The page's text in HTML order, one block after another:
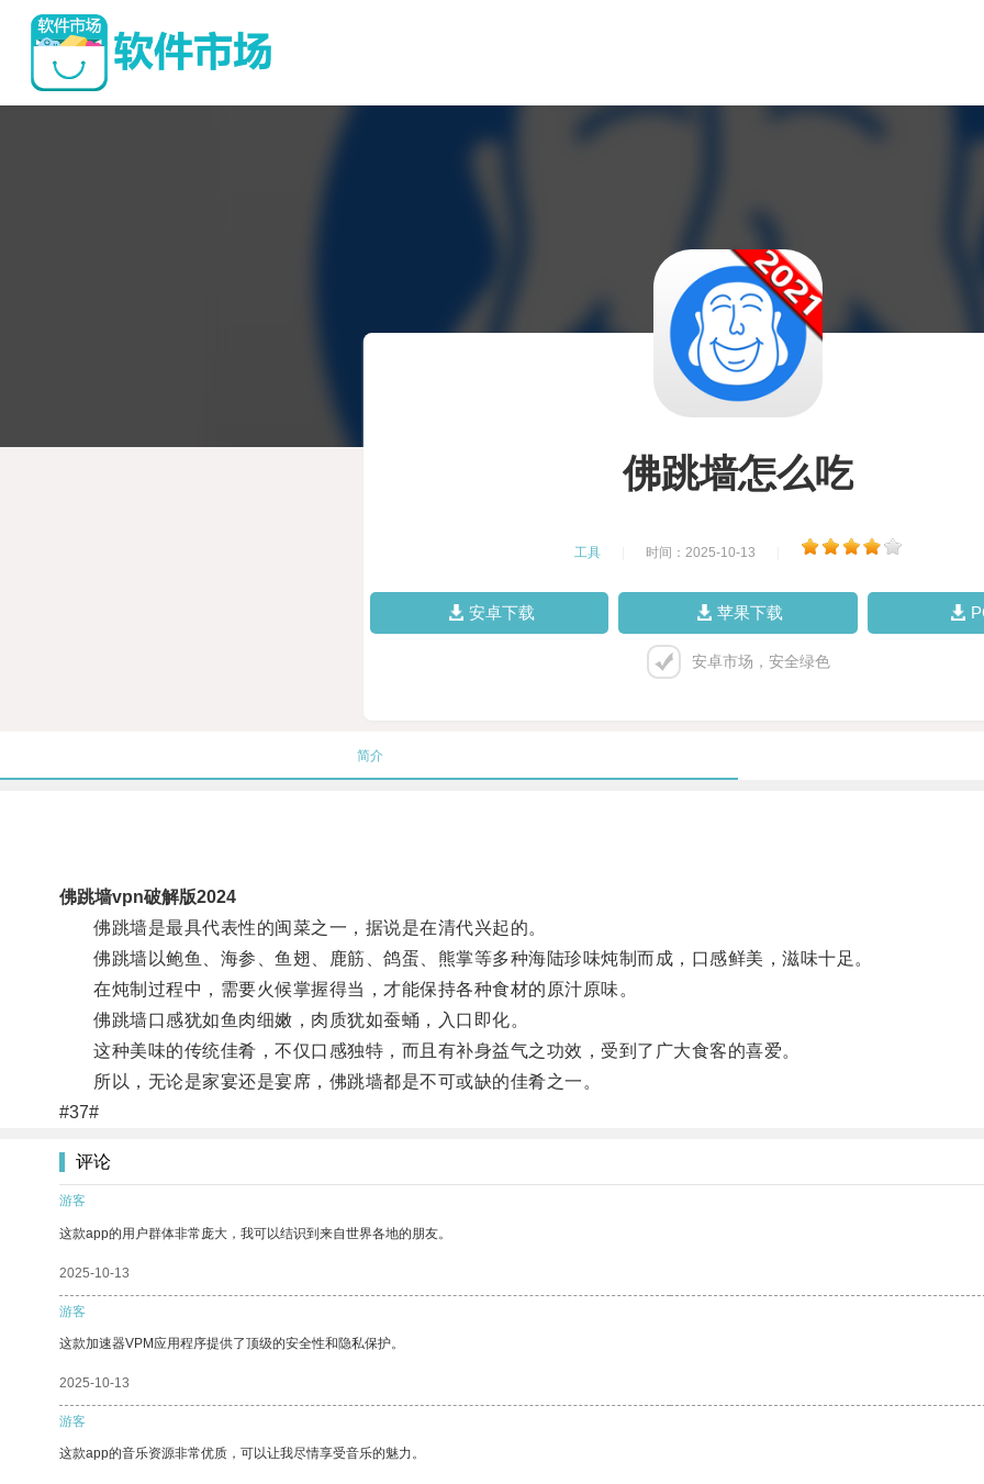
佛跳墙怎么吃
工具 时间：2025-10-13
安卓下载 苹果下载
安卓市场，安全绿色
简介
佛跳墙vpn破解版2024
佛跳墙是最具代表性的闽菜之一，据说是在清代兴起的。
佛跳墙以鲍鱼、海参、鱼翅、鹿筋、鸽蛋、熊掌等多种海陆珍味炖制而成，口感鲜美，滋味十足。
在炖制过程中，需要火候掌握得当，才能保持各种食材的原汁原味。
佛跳墙口感犹如鱼肉细嫩，肉质犹如蚕蛹，入口即化。
这种美味的传统佳肴，不仅口感独特，而且有补身益气之功效，受到了广大食客的喜爱。
所以，无论是家宴还是宴席，佛跳墙都是不可或缺的佳肴之一。
#37#
评论
游客
这款app的用户群体非常庞大，我可以结识到来自世界各地的朋友。
2025-10-13
游客
这款加速器VPM应用程序提供了顶级的安全性和隐私保护。
2025-10-13
游客
这款app的音乐资源非常优质，可以让我尽情享受音乐的魅力。